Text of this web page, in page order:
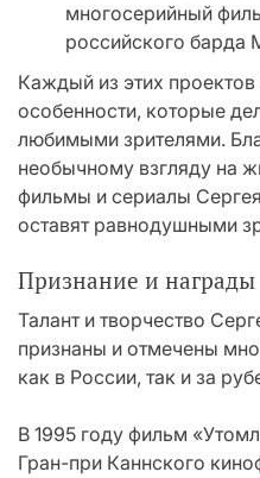
многосерийный
российского барда
Каждый из этих
особенности, которые
любимыми зрителями.
необычному взгляду на
фильмы и сериалы
оставят равнодушными
Признание и награды
Талант и творчество
признаны и отмечены
как в России, так и за
В 1995 году фильм
Гран-при Каннского